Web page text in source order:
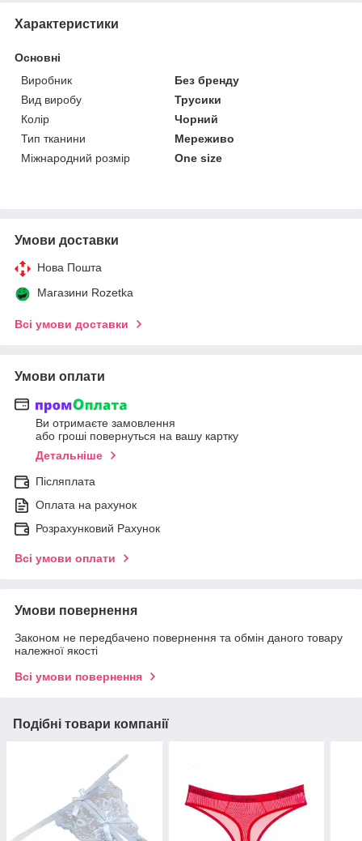
Характеристики
Основні
Виробник
Без бренду
Вид виробу
Трусики
Колір
Чорний
Тип тканини
Мереживо
Міжнародний розмір
One size
Умови доставки
Нова Пошта
Магазини Rozetka
Всі умови доставки
Умови оплати
Ви отримаєте замовлення
або гроші повернуться на вашу картку
Детальніше
Післяплата
Оплата на рахунок
Розрахунковий Рахунок
Всі умови оплати
Умови повернення
Законом не передбачено повернення та обмін даного товару
належної якості
Всі умови повернення
Подібні товари компанії